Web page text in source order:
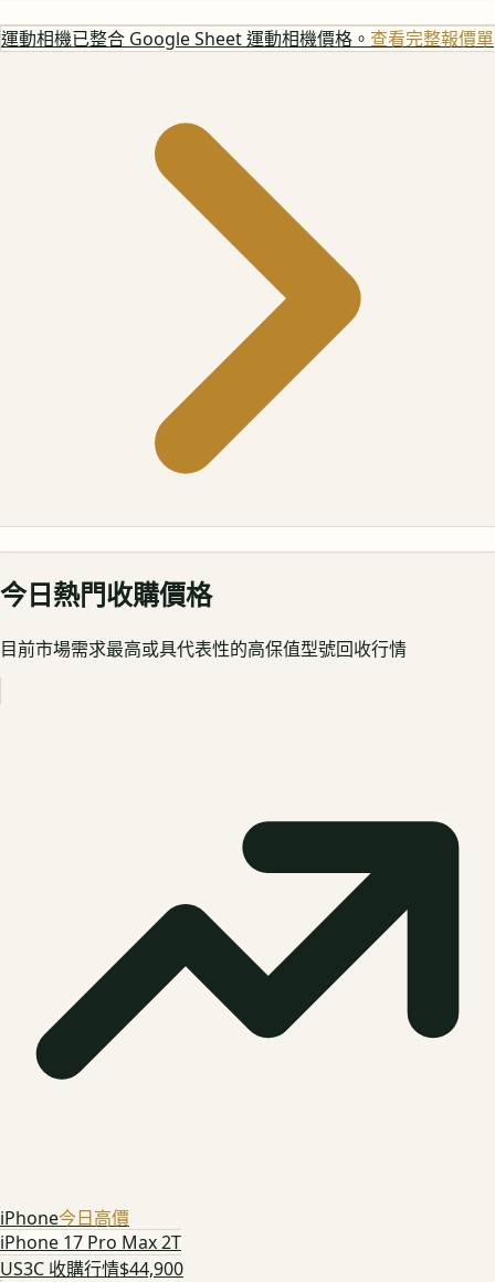
運動相機已整合 Google Sheet 運動相機價格。 查看完整報價單
今日熱門收購價格
目前市場需求最高或具代表性的高保值型號回收行情
iPhone今日高價
iPhone 17 Pro Max 2T
US3C 收購行情$44,900